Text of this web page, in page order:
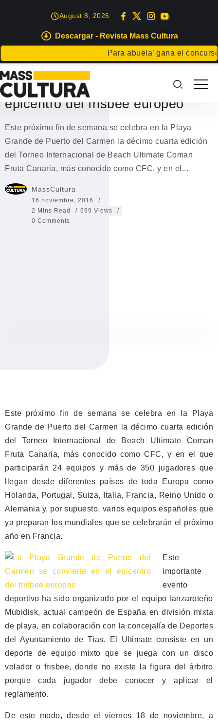
Descargar - Revista Mass Cultura
Para abuela’ gana el concurso
August 8, 2026
DEPORTES OCIO
La Playa Grande de Puerto del
Carmen se convierte en el
epicentro del frisbee europeo
Este próximo fin de semana se celebra en la Playa
Grande de Puerto del Carmen la décimo cuarta edición
del Torneo Internacional de Beach Ultimate Coman
Fruta Canaria, más conocido como CFC, y en el...
MassCultura
16 noviembre, 2016
2 Mins Read
699 Views
0 Comments
Este próximo fin de semana se celebra en la Playa
Grande de Puerto del Carmen la décimo cuarta edición
del Torneo Internacional de Beach Ultimate Coman
Fruta Canaria, más conocido como CFC, y en el que
participarán 24 equipos y más de 350 jugadores que
llegan desde diferentes países de toda Europa como
Holanda, Portugal, Suiza, Italia, Francia, Reino Unido o
Alemania y, por supuesto, varios equipos españoles que
ya preparan los mundiales que se celebrarán el próximo
año en Francia.
Este
importante
evento
deportivo ha sido organizado por el equipo lanzaroteño
Mubidisk, actual campeón de España en división mixta
de playa, en colaboración con la concejalía de Deportes
del Ayuntamiento de Tías. El Ultimate consiste en un
deporte de equipo mixto que se juega con un disco
volador o frisbee, donde no existe la figura del árbitro
porque cada jugador debe conocer y aplicar el
reglamento.
De este modo, desde el viernes 18 de noviembre, a